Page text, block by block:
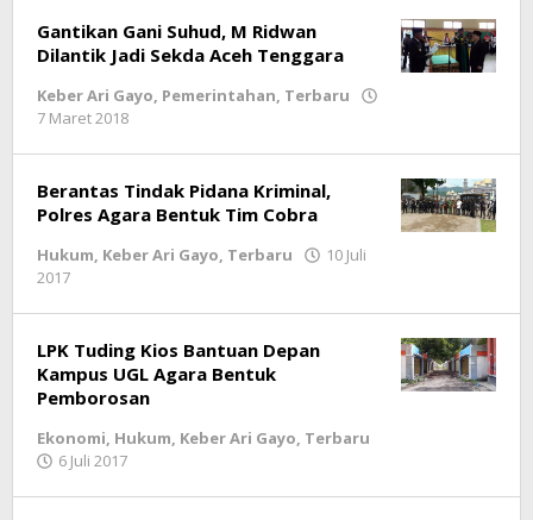
Gantikan Gani Suhud, M Ridwan
Dilantik Jadi Sekda Aceh Tenggara
Keber Ari Gayo, Pemerintahan, Terbaru
7 Maret 2018
Berantas Tindak Pidana Kriminal,
Polres Agara Bentuk Tim Cobra
Hukum, Keber Ari Gayo, Terbaru
10 Juli
2017
LPK Tuding Kios Bantuan Depan
Kampus UGL Agara Bentuk
Pemborosan
Ekonomi, Hukum, Keber Ari Gayo, Terbaru
6 Juli 2017